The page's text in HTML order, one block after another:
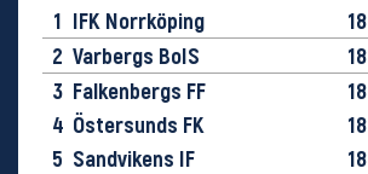
1 IFK Norrköping 18
2 Varbergs BoIS 18
3 Falkenbergs FF 18
4 Östersunds FK 18
5 Sandvikens IF 18